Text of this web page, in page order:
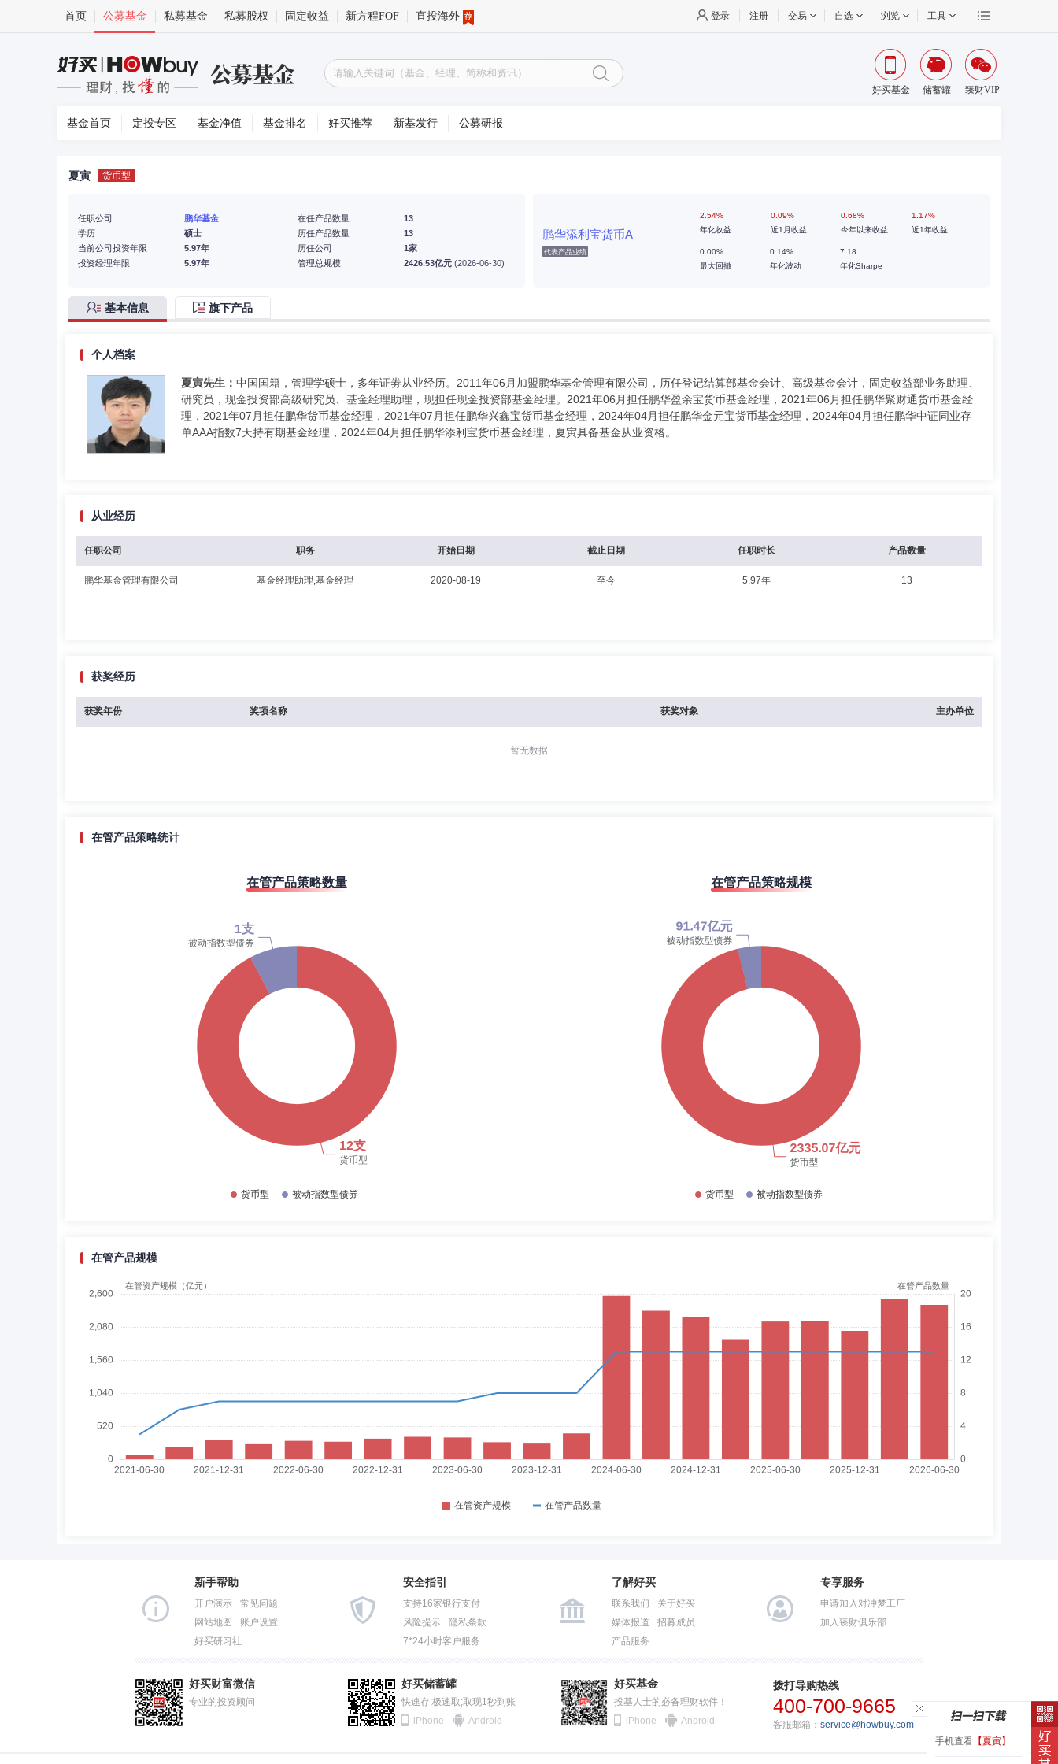
首页 公募基金 私募基金 私募股权 固定收益 新方程FOF 直投海外 登录 注册 交易 自选 浏览 工具
好买基金 储蓄罐 臻财VIP
基金首页 定投专区 基金净值 基金排名 好买推荐 新基发行 公募研报
夏寅 货币型
任职公司
鹏华基金
学历
硕士
当前公司投资年限
5.97年
投资经理年限
5.97年
在任产品数量
13
历任产品数量
13
历任公司
1家
管理总规模
2426.53亿元 (2026-06-30)
鹏华添利宝货币A
代表产品业绩
2.54%
年化收益
0.09%
近1月收益
0.68%
今年以来收益
1.17%
近1年收益
0.00%
最大回撤
0.14%
年化波动
7.18
年化Sharpe
基本信息 旗下产品
个人档案
夏寅先生： 中国国籍，管理学硕士，多年证劵从业经历。2011年06月加盟鹏华基金管理有限公司，历任登记结算部基金会计、高级基金会计，固定收益部业务助理、
研究员，现金投资部高级研究员、基金经理助理，现担任现金投资部基金经理。2021年06月担任鹏华盈余宝货币基金经理，2021年06月担任鹏华聚财通货币基金经
理，2021年07月担任鹏华货币基金经理，2021年07月担任鹏华兴鑫宝货币基金经理，2024年04月担任鹏华金元宝货币基金经理，2024年04月担任鹏华中证同业存
单AAA指数7天持有期基金经理，2024年04月担任鹏华添利宝货币基金经理，夏寅具备基金从业资格。
从业经历
任职公司 职务 开始日期 截止日期 任职时长 产品数量
鹏华基金管理有限公司 基金经理助理,基金经理 2020-08-19 至今 5.97年 13
获奖经历
获奖年份 奖项名称 获奖对象 主办单位
暂无数据
在管产品策略统计
在管产品策略数量 在管产品策略规模
在管产品规模
手机查看 【夏寅】
新手帮助
开户演示
常见问题
网站地图
账户设置
好买研习社
安全指引
支持16家银行支付
风险提示
隐私条款
7*24小时客户服务
了解好买
联系我们
关于好买
媒体报道
招募成员
产品服务
专享服务
申请加入对冲梦工厂
加入臻财俱乐部
好买财富微信
专业的投资顾问
好买储蓄罐
快速存;极速取;取现1秒到账
iPhone
Android
好买基金
投基人士的必备理财软件！
iPhone
Android
拨打导购热线
400-700-9665
客服邮箱： service@howbuy.com